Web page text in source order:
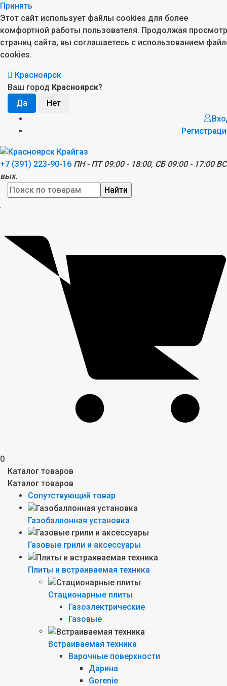
Принять
Этот сайт использует файлы cookies для более
комфортной работы пользователя. Продолжая просмотр
страниц сайта, вы соглашаетесь с использованием
cookies.
Красноярск
Ваш город Красноярск?
+7 (391) 223-90-16 ПН - ПТ 09:00 - 18:00, СБ 09:00 - 17:00
вых.
Найти
0
Каталог товаров
Каталог товаров
Сопутствующий товар
Газобаллонная установка
Газовые грили и аксессуары
Плиты и встраиваемая техника
Стационарные плиты
Газоэлектрические
Газовые
Встраиваемая техника
Варочные поверхности
Дарина
Gorenie